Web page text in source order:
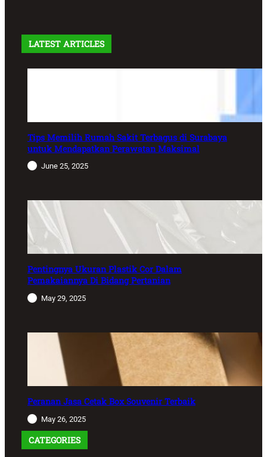
LATEST ARTICLES
Tips Memilih Rumah Sakit Terbagus di Surabaya
untuk Mendapatkan Perawatan Maksimal
June 25, 2025
Pentingnya Ukuran Plastik Cor Dalam
Pemakaiannya Di Bidang Pertanian
May 29, 2025
Peranan Jasa Cetak Box Souvenir Terbaik
May 26, 2025
CATEGORIES